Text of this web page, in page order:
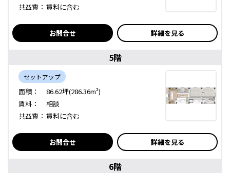
共益費： 賃料に含む
お問合せ 詳細を見る
5階
セットアップ
面積：
86.62坪(286.36m²)
賃料：
相談
共益費： 賃料に含む
お問合せ 詳細を見る
6階